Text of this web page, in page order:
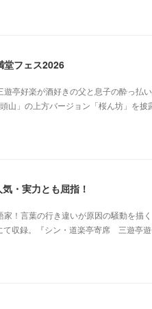
堂フェス2026
亭好楽が酒好きの父と息子の酔っ払
山」の上方バージョン「桜ん坊」を披
・実力とも屈指！
！言葉の行き違いが原因の騒動を描
て収録。『シン・道楽亭寄席 三遊亭遊